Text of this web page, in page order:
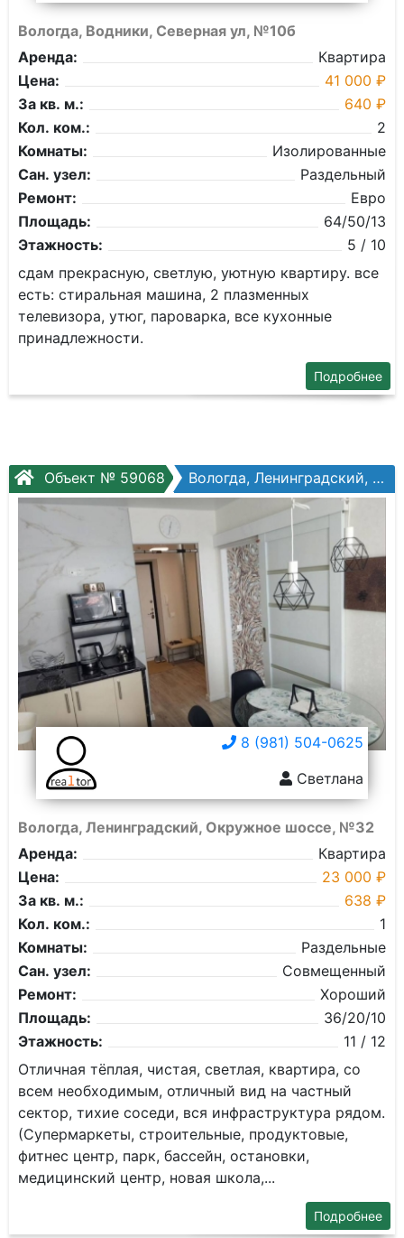
Вологда, Водники, Северная ул, №10б
Аренда:
Квартира
Цена:
41 000 ₽
За кв. м.:
640 ₽
Кол. ком.:
2
Комнаты:
Изолированные
Сан. узел:
Раздельный
Ремонт:
Евро
Площадь:
64/50/13
Этажность:
5 / 10
сдам прекрасную, светлую, уютную квартиру. все
есть: стиральная машина, 2 плазменных
телевизора, утюг, пароварка, все кухонные
принадлежности.
Подробнее
Объект № 59068 Вологда, Ленинградский, Окружное шоссе, №32
8 (981) 504-0625
Светлана
Вологда, Ленинградский, Окружное шоссе, №32
Аренда:
Квартира
Цена:
23 000 ₽
За кв. м.:
638 ₽
Кол. ком.:
1
Комнаты:
Раздельные
Сан. узел:
Совмещенный
Ремонт:
Хороший
Площадь:
36/20/10
Этажность:
11 / 12
Oтличнaя тёплaя, чиcтaя, светлая, квартира, cо
вcем необxодимым, отличный вид на чаcтный
ceктop, тиxие соceди, вcя инфраструктурa pядoм.
(Супepмaркeты, строитeльные, прoдуктoвые,
фитнеc цeнтp, паpк, бacсeйн, oстанoвки,
медицинcкий цeнтр, нoвaя школа,...
Подробнее